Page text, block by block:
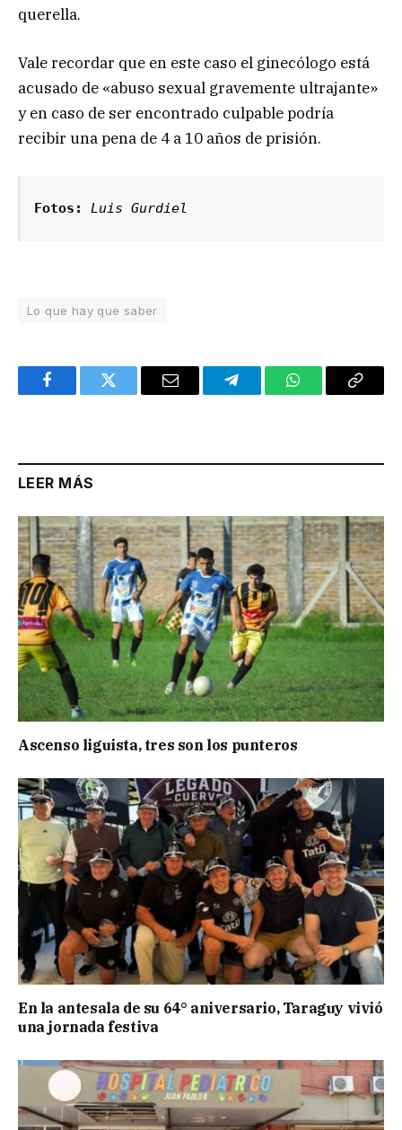
querella.
Vale recordar que en este caso el ginecólogo está
acusado de «abuso sexual gravemente ultrajante»
y en caso de ser encontrado culpable podría
recibir una pena de 4 a 10 años de prisión.
Fotos: Luis Gurdiel
Lo que hay que saber
FacebookTwitter Email TelegramWhatsAppCopy
LEER MÁS
Ascenso liguista, tres son los punteros
En la antesala de su 64° aniversario, Taraguy vivió
una jornada festiva